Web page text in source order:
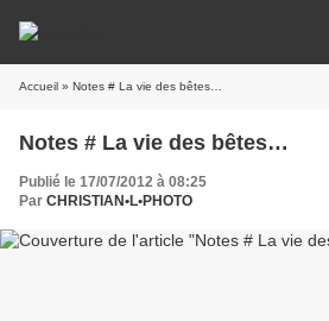
Accueil » Notes # La vie des bêtes…
Notes # La vie des bêtes…
Publié le 17/07/2012 à 08:25
Par CHRISTIAN•L•PHOTO